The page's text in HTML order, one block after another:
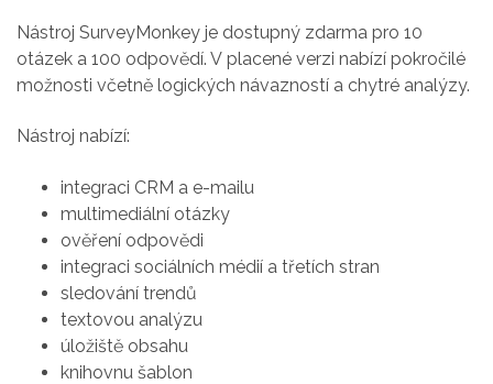
Nástroj SurveyMonkey je dostupný zdarma pro 10
otázek a 100 odpovědí. V placené verzi nabízí pokročilé
možnosti včetně logických návazností a chytré analýzy.
Nástroj nabízí:
integraci CRM a e-mailu
multimediální otázky
ověření odpovědi
integraci sociálních médií a třetích stran
sledování trendů
textovou analýzu
úložiště obsahu
knihovnu šablon